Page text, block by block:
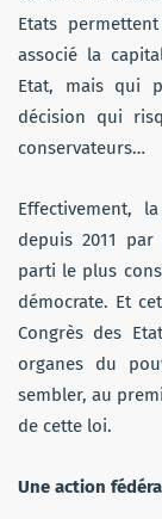
Etats
associé la
Etat, mais qui
décision qui
conservateurs…
Effectivement,
depuis 2011
parti le plus
démocrate. Et
Congrès des
organes du
sembler, au
de cette loi.
Une action